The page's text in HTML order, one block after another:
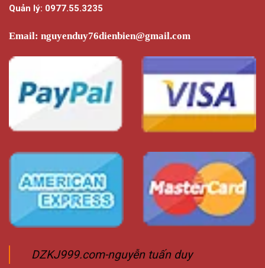
sản
Quản lý: 0977.55.3235
Email: nguyenduy76dienbien@gmail.com
DZKJ999.com-nguyễn tuấn duy